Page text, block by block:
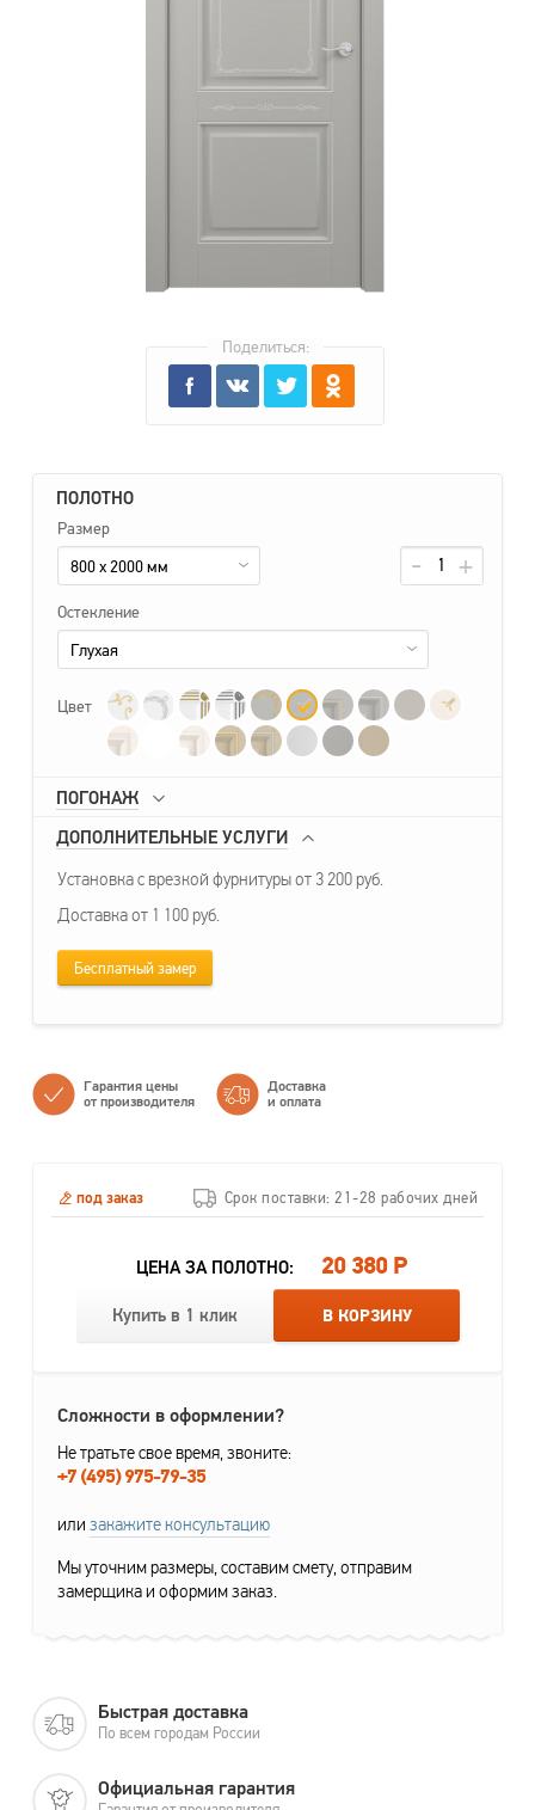
ПОЛОТНО
Размер
800 x 2000 мм
Остекление
Глухая
Цвет
ПОГОНАЖ
ДОПОЛНИТЕЛЬНЫЕ УСЛУГИ
Установка с врезкой фурнитуры от 3 200 руб.
Доставка от 1 100 руб.
Бесплатный замер
Поделиться:
Гарантия цены
от производителя
Доставка
и оплата
под заказ Срок поставки: 21-28 рабочих дней
ЦЕНА ЗА ПОЛОТНО: 20 380 Р
Купить в 1 клик В КОРЗИНУ
Сложности в оформлении?
Не тратьте свое время, звоните:
+7 (495) 975-79-35
или закажите консультацию
Мы уточним размеры, составим смету, отправим
замерщика и оформим заказ.
Быстрая доставка
По всем городам России
Официальная гарантия